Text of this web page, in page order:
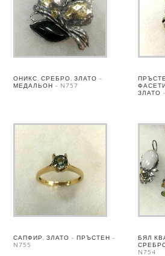
ОНИКС, СРЕБРО, ЗЛАТО –
МЕДАЛЬОН – N757
ЗЛАТО
САПФИР, ЗЛАТО – ПРЪСТЕН –
N755
БЯЛ
N754